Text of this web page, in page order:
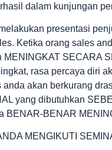
presentasi
Ketika orang sales
SECARA
rasa percaya diri
akan berkurang
yang dibutuhkan
BENAR-BENAR
MENGIKUTI